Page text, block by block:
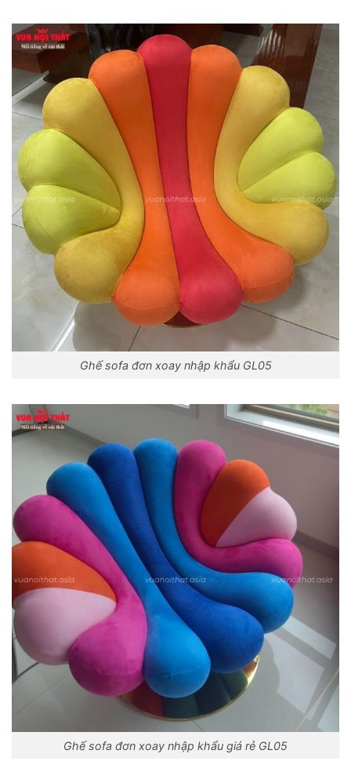
Ghế sofa đơn xoay nhập khẩu GL05
Ghế sofa đơn xoay nhập khẩu giá rẻ GL05